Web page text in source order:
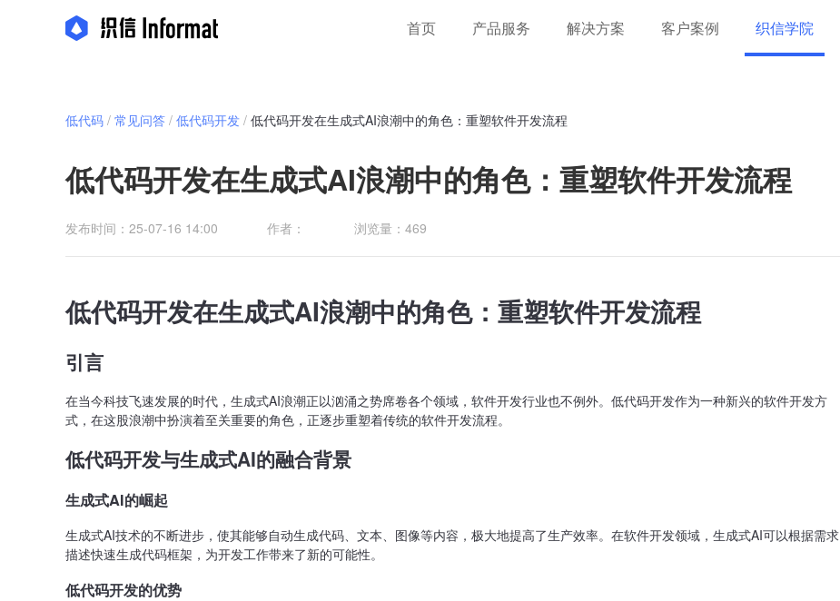
首页 产品服务 解决方案 客户案例 织信学院
低代码 / 常见问答 / 低代码开发 / 低代码开发在生成式AI浪潮中的角色：重塑软件开发流程
低代码开发在生成式AI浪潮中的角色：重塑软件开发流程
发布时间：25-07-16 14:00 作者： 浏览量：469
低代码开发在生成式AI浪潮中的角色：重塑软件开发流程
引言
在当今科技飞速发展的时代，生成式AI浪潮正以汹涌之势席卷各个领域，软件开发行业也不例外。低代码开发作为一种新兴的软件开发方
式，在这股浪潮中扮演着至关重要的角色，正逐步重塑着传统的软件开发流程。
低代码开发与生成式AI的融合背景
生成式AI的崛起
生成式AI技术的不断进步，使其能够自动生成代码、文本、图像等内容，极大地提高了生产效率。在软件开发领域，生成式AI可以根据需求
描述快速生成代码框架，为开发工作带来了新的可能性。
低代码开发的优势